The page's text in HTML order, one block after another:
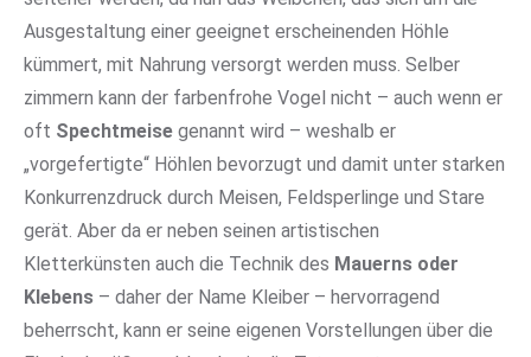
Ausgestaltung einer geeignet erscheinenden Höhle
kümmert, mit Nahrung versorgt werden muss. Selber
zimmern kann der farbenfrohe Vogel nicht – auch wenn er
oft Spechtmeise genannt wird – weshalb er
„vorgefertigte“ Höhlen bevorzugt und damit unter starken
Konkurrenzdruck durch Meisen, Feldsperlinge und Stare
gerät. Aber da er neben seinen artistischen
Kletterkünsten auch die Technik des Mauerns oder
Klebens – daher der Name Kleiber – hervorragend
beherrscht, kann er seine eigenen Vorstellungen über die